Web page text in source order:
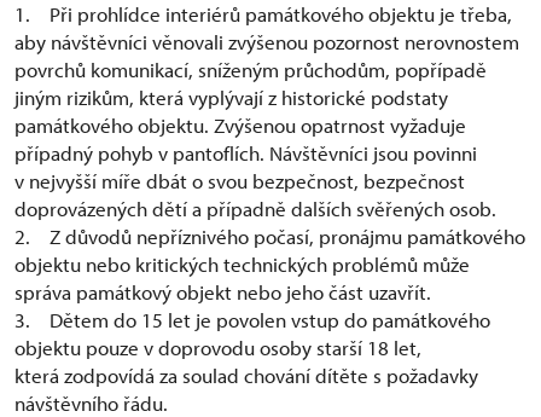
1. Při prohlídce interiérů památkového objektu je třeba,
aby návštěvníci věnovali zvýšenou pozornost nerovnostem
povrchů komunikací, sníženým průchodům, popřípadě
jiným rizikům, která vyplývají z historické podstaty
památkového objektu. Zvýšenou opatrnost vyžaduje
případný pohyb v pantoflích. Návštěvníci jsou povinni
v nejvyšší míře dbát o svou bezpečnost, bezpečnost
doprovázených dětí a případně dalších svěřených osob.
2. Z důvodů nepříznivého počasí, pronájmu památkového
objektu nebo kritických technických problémů může
správa památkový objekt nebo jeho část uzavřít.
3. Dětem do 15 let je povolen vstup do památkového
objektu pouze v doprovodu osoby starší 18 let,
která zodpovídá za soulad chování dítěte s požadavky
návštěvního řádu.